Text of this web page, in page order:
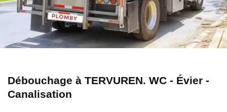
Débouchage à TERVUREN. WC - Évier -
Canalisation